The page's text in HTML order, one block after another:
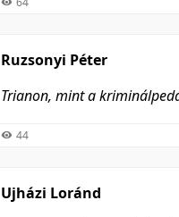
Ruzsonyi Péter
Trianon, mint a
44
Ujházi Loránd